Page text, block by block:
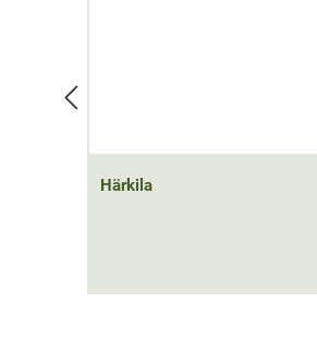
Härkila